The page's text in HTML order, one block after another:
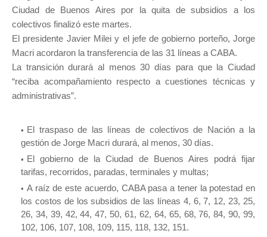
Ciudad de Buenos Aires por la quita de subsidios a los
colectivos finalizó este martes.
El presidente Javier Milei y el jefe de gobierno porteño, Jorge
Macri acordaron la transferencia de las 31 líneas a CABA.
La transición durará al menos 30 días para que la Ciudad
“reciba acompañamiento respecto a cuestiones técnicas y
administrativas”.
El traspaso de las líneas de colectivos de Nación a la
gestión de Jorge Macri durará, al menos, 30 días.
El gobierno de la Ciudad de Buenos Aires podrá fijar
tarifas, recorridos, paradas, terminales y multas;
A raíz de este acuerdo, CABA pasa a tener la potestad en
los costos de los subsidios de las líneas 4, 6, 7, 12, 23, 25,
26, 34, 39, 42, 44, 47, 50, 61, 62, 64, 65, 68, 76, 84, 90, 99,
102, 106, 107, 108, 109, 115, 118, 132, 151.